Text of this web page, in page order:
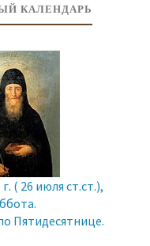
КАЛЕНДАРЬ
( 26 июля ст.ст.),
Пятидесятнице.